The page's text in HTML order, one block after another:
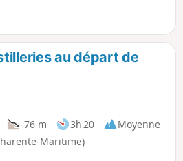
église
XIIe en sont la
portent des
un vignobleau départ de
-76 m 3h 20
Moyenne
Maritime)